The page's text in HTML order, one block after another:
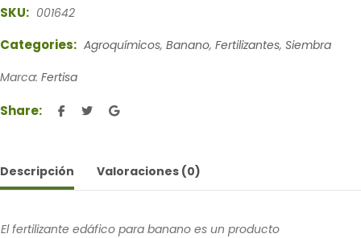
SKU: 001642
Categories: Agroquímicos, Banano, Fertilizantes, Siembra
Marca: Fertisa
Share:
Descripción Valoraciones (0)
El fertilizante edáfico para banano es un producto